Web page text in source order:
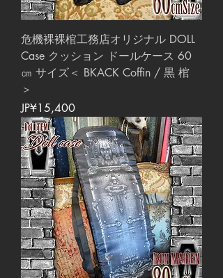
危機裸裸棺工務店オリジナル DOLL
Case クッション ドールケース 60
㎝ サイズ＜ BKACK Coffin / 黒 棺
＞
價格
JP¥15,400